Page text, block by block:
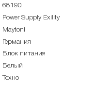
68190
Power Supply Exility
Maytoni
Германия
Блок питания
Белый
Техно